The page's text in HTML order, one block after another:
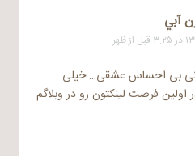
آبي
بی احساس عشقی… خیلی
اولین فرصت لینکتون رو در وبلاگم